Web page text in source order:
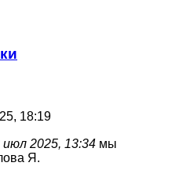
18:19
июл 2025, 13:34 мы
Я.